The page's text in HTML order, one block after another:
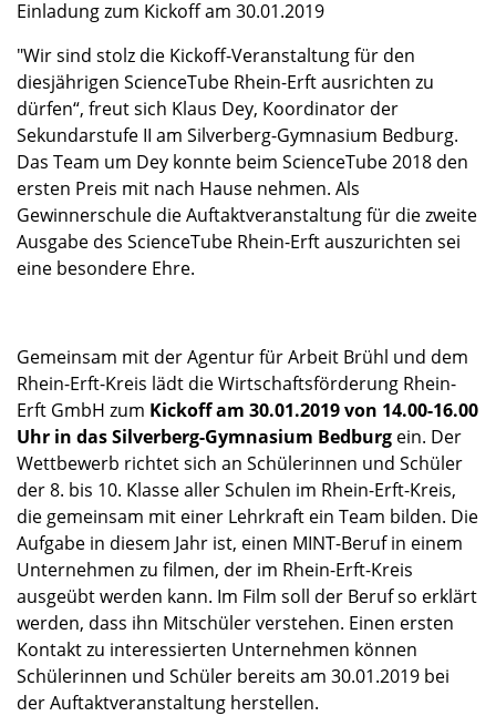
Einladung zum Kickoff am 30.01.2019
"Wir sind stolz die Kickoff-Veranstaltung für den
diesjährigen ScienceTube Rhein-Erft ausrichten zu
dürfen“, freut sich Klaus Dey, Koordinator der
Sekundarstufe II am Silverberg-Gymnasium Bedburg.
Das Team um Dey konnte beim ScienceTube 2018 den
ersten Preis mit nach Hause nehmen. Als
Gewinnerschule die Auftaktveranstaltung für die zweite
Ausgabe des ScienceTube Rhein-Erft auszurichten sei
eine besondere Ehre.
Gemeinsam mit der Agentur für Arbeit Brühl und dem
Rhein-Erft-Kreis lädt die Wirtschaftsförderung Rhein-
Erft GmbH zum Kickoff am 30.01.2019 von 14.00-16.00
Uhr in das Silverberg-Gymnasium Bedburg ein. Der
Wettbewerb richtet sich an Schülerinnen und Schüler
der 8. bis 10. Klasse aller Schulen im Rhein-Erft-Kreis,
die gemeinsam mit einer Lehrkraft ein Team bilden. Die
Aufgabe in diesem Jahr ist, einen MINT-Beruf in einem
Unternehmen zu filmen, der im Rhein-Erft-Kreis
ausgeübt werden kann. Im Film soll der Beruf so erklärt
werden, dass ihn Mitschüler verstehen. Einen ersten
Kontakt zu interessierten Unternehmen können
Schülerinnen und Schüler bereits am 30.01.2019 bei
der Auftaktveranstaltung herstellen.